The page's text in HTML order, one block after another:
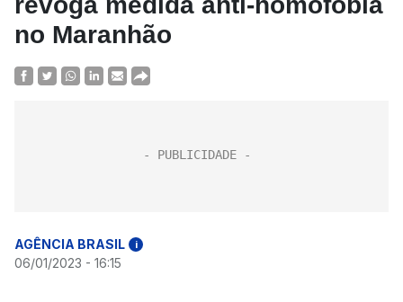
no Maranhão
AGÊNCIA BRASIL i
06/01/2023 - 16:15